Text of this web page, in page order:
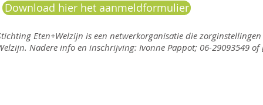
Eten+Welzijn is een netwerkorganisatie die
Nadere info en inschrijving: Ivonne Pappot; 06-29093549 of
Download hier het aanmeldformulier